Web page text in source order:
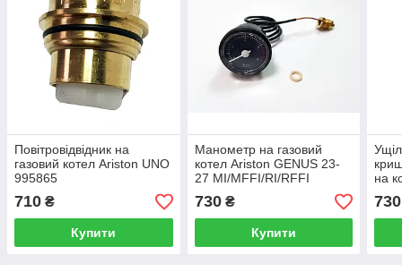
Повітровідвідник на
газовий котел Ariston UNO
995865
710 ₴
Купити
Манометр на газовий
котел Ariston GENUS 23-
27 MI/MFFI/RI/RFFI
730₴
Купити
на
730